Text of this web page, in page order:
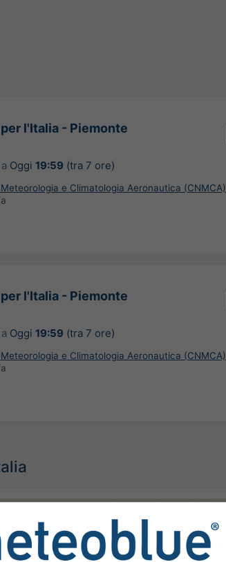
l'Italia - Piemonte
Oggi 19:59 (tra 7 ore)
e Climatologia Aeronautica (CNMCA)
l'Italia - Piemonte
Oggi 19:59 (tra 7 ore)
e Climatologia Aeronautica (CNMCA)